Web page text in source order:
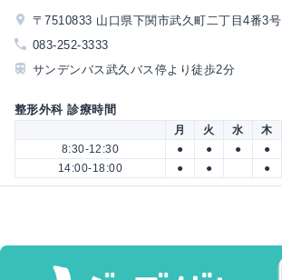
〒7510833 山口県下関市武久町二丁目4番3号
083-252-3333
サンデンバス武久バス停より徒歩2分
整形外科 診療時間
月 火 水 木
8:30-12:30
● ● ● ●
14:00-18:00
● ● ●